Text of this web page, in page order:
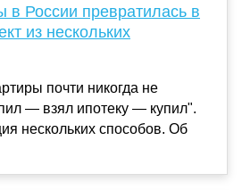
в России превратилась в
из нескольких
почти никогда не
— взял ипотеку — купил".
нескольких способов. Об